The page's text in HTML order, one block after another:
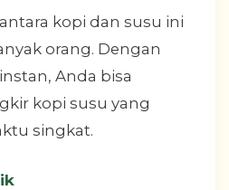
kopi dan susu ini
orang. Dengan
Anda bisa
kopi susu yang
singkat.